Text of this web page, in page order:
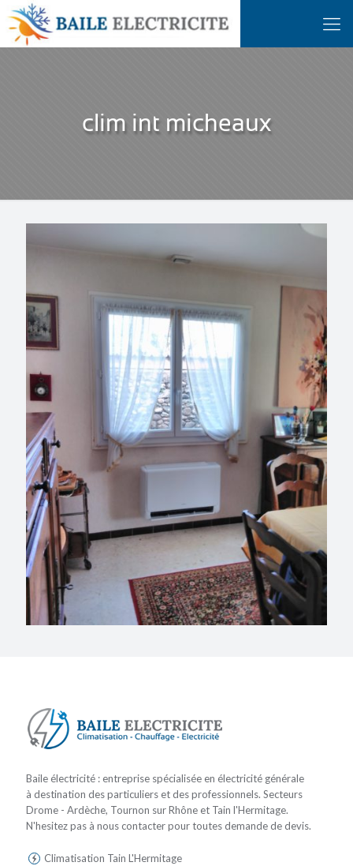
clim int micheaux
Baile électricité : entreprise spécialisée en électricité générale
à destination des particuliers et des professionnels. Secteurs
Drome - Ardèche, Tournon sur Rhône et Tain l'Hermitage.
N'hesitez pas à nous contacter pour toutes demande de devis.
Climatisation Tain L'Hermitage